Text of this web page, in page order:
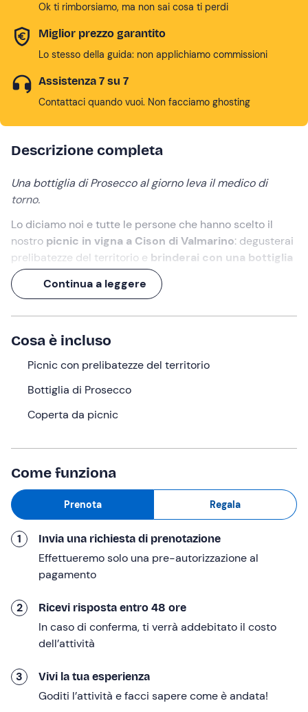
Ok ti rimborsiamo, ma non sai cosa ti perdi
Miglior prezzo garantito
Lo stesso della guida: non applichiamo commissioni
Assistenza 7 su 7
Contattaci quando vuoi. Non facciamo ghosting
Descrizione completa
Una bottiglia di Prosecco al giorno leva il medico di
torno.
Lo diciamo noi e tutte le persone che hanno scelto il
nostro picnic in vigna a Cison di Valmarino: degusterai
prelibatezze del territorio e brinderai con una bottiglia
di Prosecco, nella splendido scenario collinare di
Conegliano-Valdobbiadene.
Un'esperienza di 2 ore, alla tua salute!
Cosa faremo
L'appuntamento è10 minuti prima dell'orario
selezionato
presso
nella frazione di Rolle nel comune di Cison di Valmarino
(TV), nel territorio di Conegliano-Valdobbiadene.
e formaggi, una portata principale (ad esempio insalata
di cereali o parmigiana), una fetta di torta fatta in casa e
una bottiglia di Prosecco
Potremo dunque accomodarci nel vigneto
stendendo la coperta che ci è stata fornita tra i filari, e
brindare con vista panoramica sulle colline del
Prosecco!
L'esperienza hadurata totale 2 ore circa
A chi è rivolto
L'esperienza èaccessibile in sedia a rotelle
Continua a leggere
Cosa è incluso
Picnic con prelibatezze del territorio
Bottiglia di Prosecco
Coperta da picnic
Come funziona
Prenota Regala
1 Invia una richiesta di prenotazione
Effettueremo solo una pre-autorizzazione al
pagamento
2 Ricevi risposta entro 48 ore
In caso di conferma, ti verrà addebitato il costo
dell’attività
3 Vivi la tua esperienza
Goditi l’attività e facci sapere come è andata!